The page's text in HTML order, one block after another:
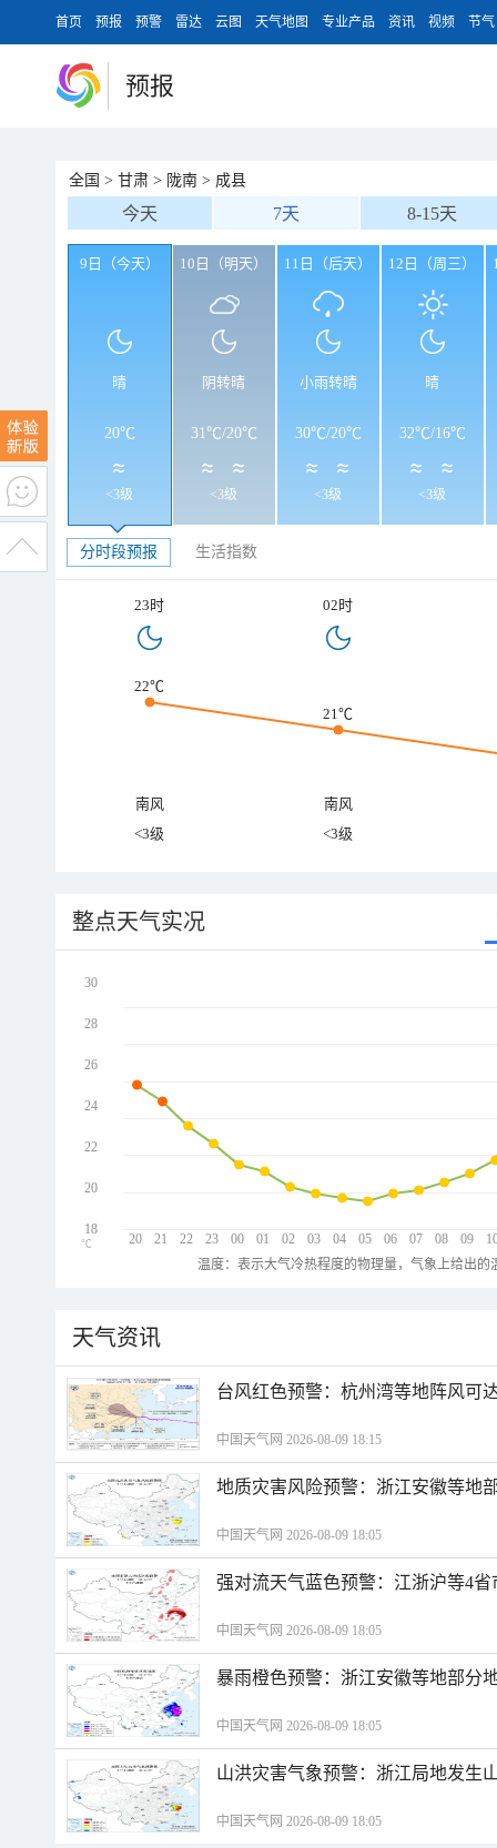
首页 预报 预警 雷达 云图 天气地图 专业产品 资讯 视频 节气
预报
全国 > 甘肃 > 陇南 > 成县
今天 7天 8-15天
9日（今天）
晴
20℃
<3级
10日（明天）
阴转晴
31℃/20℃
<3级
11日（后天）
小雨转晴
30℃/20℃
<3级
12日（周三）
晴
32℃/16℃
<3级
分时段预报 生活指数
23时 02时
22℃
21℃
南风
南风
<3级
<3级
整点天气实况
20 21 22 23 00 01 02 03 04 05 06 07 08 09
30
28
26
24
22
20
18
℃
温度：表示大气冷热程度的物理量，气象上给出
天气资讯
台风红色预警：杭州湾等地阵风可
中国天气网 2026-08-09 18:15
地质灾害风险预警：浙江安徽等地
中国天气网 2026-08-09 18:05
强对流天气蓝色预警：江浙沪等4
中国天气网 2026-08-09 18:05
暴雨橙色预警：浙江安徽等地部分
中国天气网 2026-08-09 18:05
山洪灾害气象预警：浙江局地发生
中国天气网 2026-08-09 18:05